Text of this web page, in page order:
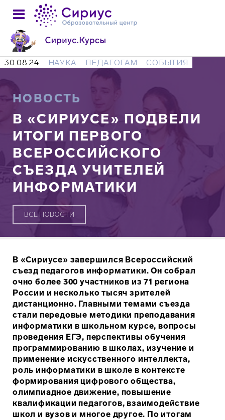
30.08.24 НАУКА ПЕДАГОГАМ СОБЫТИЯ
НОВОСТЬ
В «СИРИУСЕ» ПОДВЕЛИ
ИТОГИ ПЕРВОГО
ВСЕРОССИЙСКОГО
СЪЕЗДА УЧИТЕЛЕЙ
ИНФОРМАТИКИ
ВСЕ НОВОСТИ
В «Сириусе» завершился Всероссийский
съезд педагогов информатики. Он собрал
очно более 300 участников из 71 региона
России и несколько тысяч зрителей
дистанционно. Главными темами съезда
стали передовые методики преподавания
информатики в школьном курсе, вопросы
проведения ЕГЭ, перспективы обучения
программированию в школах, изучение и
применение искусственного интеллекта,
роль информатики в школе в контексте
формирования цифрового общества,
олимпиадное движение, повышение
квалификации педагогов, взаимодействие
школ и вузов и многое другое. По итогам